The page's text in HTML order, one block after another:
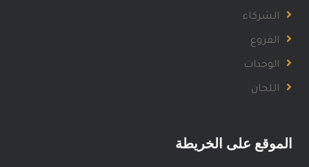
الشركاء
الفروع
الوحدات
اللجان
الموقع على الخريطة